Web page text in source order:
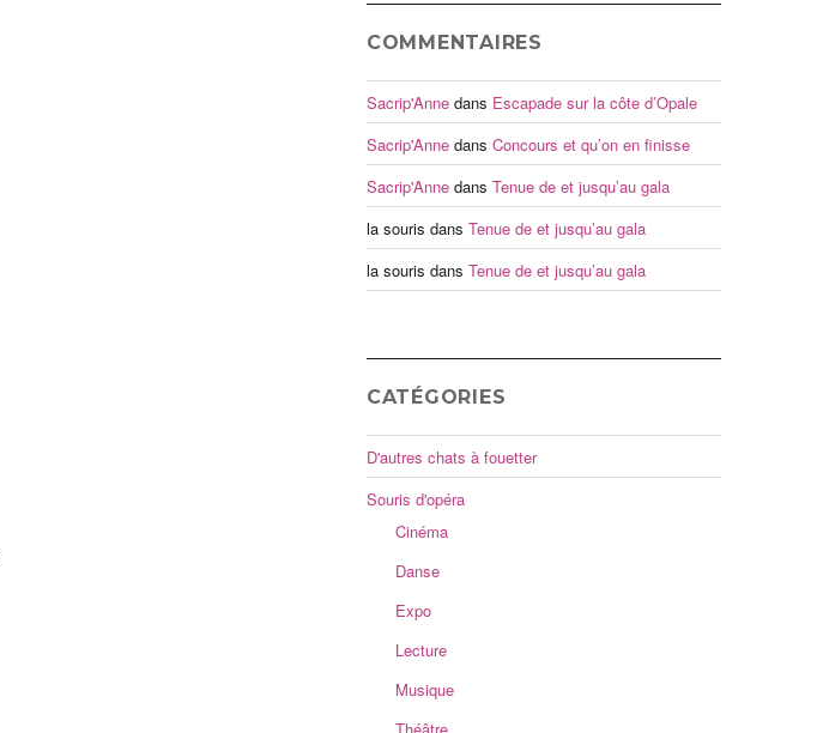
COMMENTAIRES
Sacrip'Annedans Escapade sur la côte d’Opale
Sacrip'Annedans Concours et qu’on en finisse
Sacrip'Annedans Tenue de et jusqu’au gala
la souris dans Tenue de et jusqu’au gala
la souris dans Tenue de et jusqu’au gala
CATÉGORIES
D'autres chats à fouetter
Souris d'opéra
Cinéma
Danse
Expo
Lecture
Musique